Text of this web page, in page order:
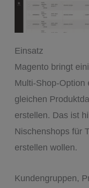
Einsatz
Magento bringt
Multi-Shop-Option
gleichen
erstellen. Das ist
Nischenshops für
erstellen wollen.
Kundengruppen,